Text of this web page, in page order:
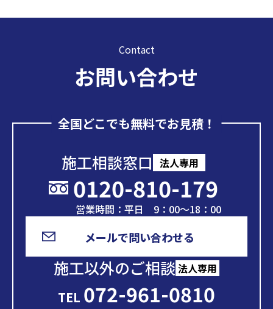
Contact
お問い合わせ
全国どこでも無料でお見積！
施工相談窓口 法人専用
0120-810-179
営業時間：平日 9：00～18：00
メールで問い合わせる
施工以外のご相談 法人専用
TEL 072-961-0810